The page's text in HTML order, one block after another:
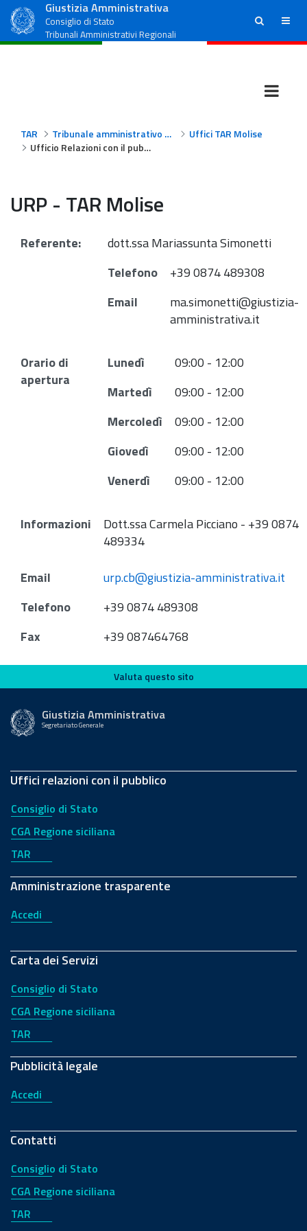
Giustizia Amministrativa
Consiglio di Stato
Tribunali Amministrativi Regionali
ricerca menu
TAR Tribunale amministrativo regionale per il Molise
Uffici TAR Molise
Ufficio Relazioni con il pubblico
URP - TAR Molise
Referente:
dott.ssa Mariassunta Simonetti
Telefono
+39 0874 489308
Email
ma.simonetti@giustizia-
amministrativa.it
Orario di
apertura
Lunedì
09:00 - 12:00
Martedì
09:00 - 12:00
Mercoledì
09:00 - 12:00
Giovedì
09:00 - 12:00
Venerdì
09:00 - 12:00
Informazioni
Dott.ssa Carmela Picciano - +39 0874
489334
Email
urp.cb@giustizia-amministrativa.it
Telefono
+39 0874 489308
Fax
+39 087464768
Valuta questo sito
Valuta questo sito
Giustizia Amministrativa
Segretariato Generale
Uffici relazioni con il pubblico
Consiglio di Stato
CGA Regione siciliana
TAR
Amministrazione trasparente
Accedi
Carta dei Servizi
Consiglio di Stato
CGA Regione siciliana
TAR
Pubblicità legale
Accedi
Contatti
Consiglio di Stato
CGA Regione siciliana
TAR